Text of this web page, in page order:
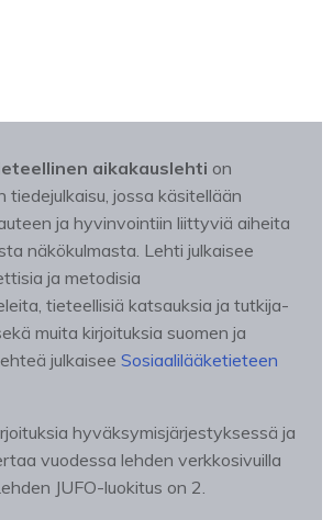
aikakauslehti on
tiedejulkaisu, jossa käsitellään
ja hyvinvointiin liittyviä aiheita
näkökulmasta. Lehti julkaisee
ja metodisia
tieteellisiä katsauksia ja tutkija-
muita kirjoituksia suomen ja
julkaisee Sosiaalilääketieteen
hyväksymisjärjestyksessä ja
vuodessa lehden verkkosivuilla
JUFO-luokitus on 2.